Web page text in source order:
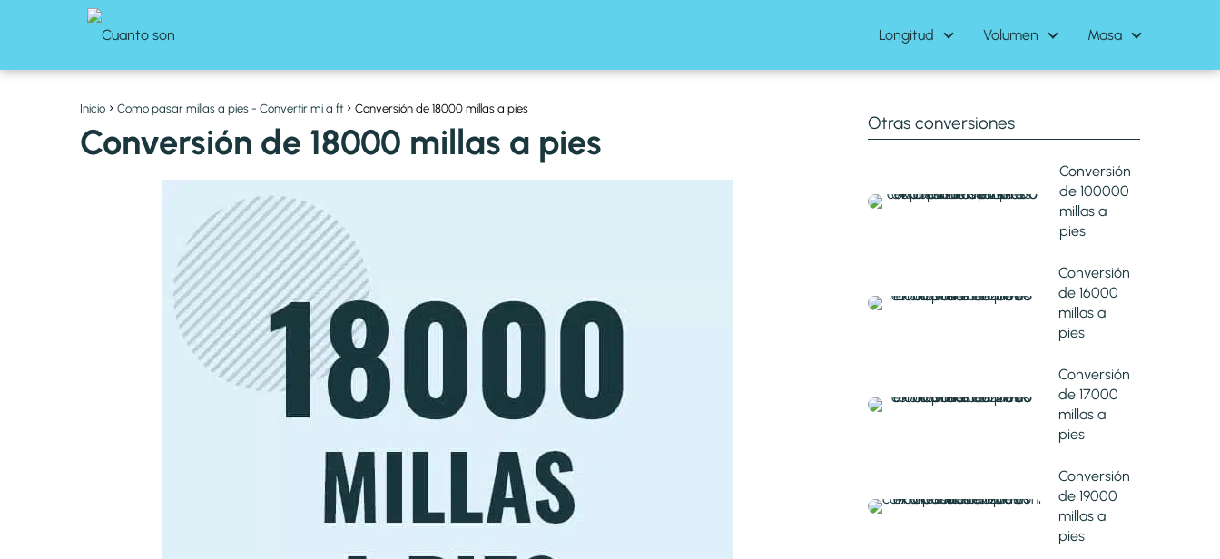
Longitud Volumen Masa
Inicio Como pasar millas a pies - Convertir mi a ft Conversión de 18000 millas a pies
Conversión de 18000 millas a pies Otras conversiones
Conversión
de 100000
millas a
pies
Conversión
de 16000
millas a
pies
Conversión
de 17000
millas a
pies
Conversión
de 19000
millas a
pies